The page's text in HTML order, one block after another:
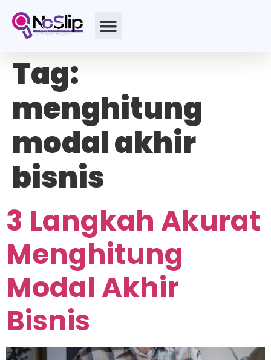
Tag:
menghitung
modal akhir
bisnis
3 Langkah Akurat
Menghitung
Modal Akhir
Bisnis